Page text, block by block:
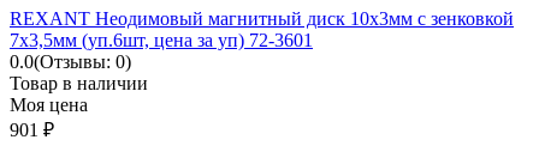
REXANT Неодимовый магнитный диск 10х3мм с зенковкой
7х3,5мм (уп.6шт, цена за уп) 72-3601
0.0(Отзывы: 0)
Товар в наличии
Моя цена
901 ₽